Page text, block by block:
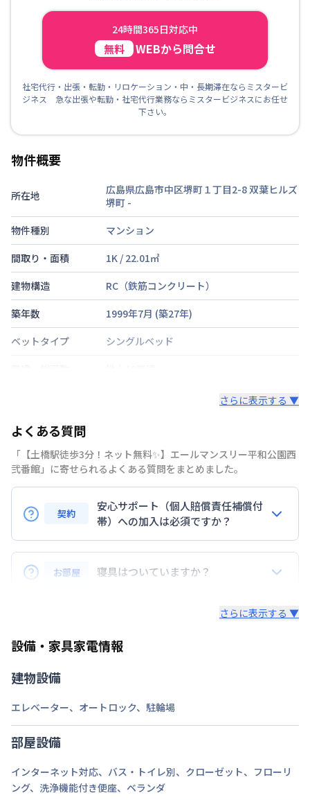
24時間365日対応中
無料 WEBから問合せ
社宅代行・出張・転勤・リロケーション・中・長期滞在ならミスタービ
ジネス 急な出張や転勤・社宅代行業務ならミスタービジネスにお任せ
下さい。
物件概要
所在地
広島県広島市中区堺町１丁目2-8 双葉ヒルズ
堺町 -
物件種別
マンション
間取り・面積
1K / 22.01㎡
建物構造
RC（鉄筋コンクリート）
築年数
1999年7月 (築27年)
ベットタイプ
シングルベッド
部屋の向き
禁煙・喫煙
交通
定員
2 名
次回更新日
情報更新日より14日以内
さらに表示する ▼
よくある質問
「【土橋駅徒歩3分！ネット無料✨】エールマンスリー平和公園西
弐番館」に寄せられるよくある質問をまとめました。
契約
安心サポート（個人賠償責任補償付
帯）への加入は必須ですか？
はい。安心サポートへの加入は必須となります。料金
プランでは清掃料欄に期間によって設定されている費
用が含まれて表示されています。
ロング（210日〜365日未満）：7,700円/回
ショート（30日〜90日未満）：2,200円/回
お部屋 寝具はついていますか？
年用）8,800円（初回）
ご自身でご用意いただき持ち込みも可能です。
さらに表示する ▼
設備・家具家電情報
建物設備
エレベーター、 オートロック、 駐輪場
部屋設備
インターネット対応、 バス・トイレ別、 クローゼット、 フローリ
ング、 洗浄機能付き便座、 ベランダ